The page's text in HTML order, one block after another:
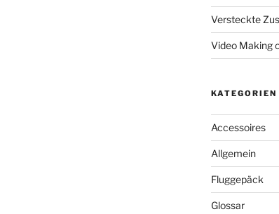
Versteckte
Video Making
KATEGORIEN
Accessoires
Allgemein
Fluggepäck
Glossar